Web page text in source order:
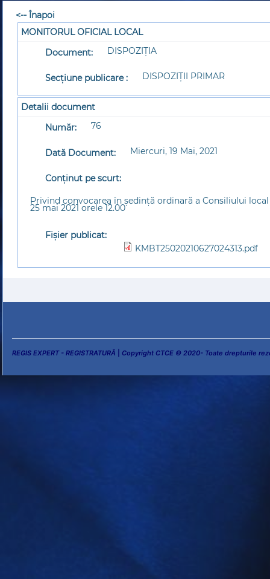
<-- Înapoi
MONITORUL OFICIAL LOCAL
Document:
DISPOZIȚIA
Secțiune publicare : DISPOZIȚII PRIMAR
Detalii document
Număr:
76
Dată Document: Miercuri, 19 Mai, 2021
Conținut pe scurt:
Privind convocarea în ședință ordinară a Consiliului
25 mai 2021 orele 12.00
Fișier publicat:
KMBT25020210627024313.pdf
REGIS EXPERT - REGISTRATURĂ Copyright CTCE © 2020- Toate drepturile